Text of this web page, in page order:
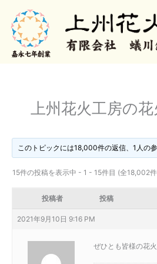
上州花火工房の
このトピックには18,000件の返信、1人の
15件の投稿を表示中 - 1 - 15件目 (全18,002
投稿者 投稿
2021年9月10日 9:16 PM
ぜひとも皆様の花